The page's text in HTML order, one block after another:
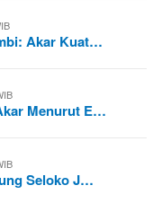
Akar Kuat…
Menurut E…
Seloko J…